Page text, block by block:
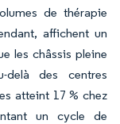
de thérapie
affichent un
les châssis pleine
delà des centres
atteint 17 % chez
un cycle de